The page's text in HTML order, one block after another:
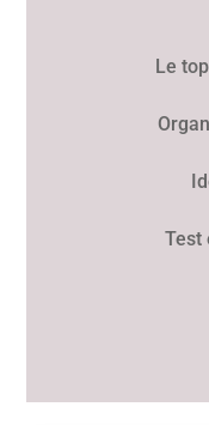
Le
Test